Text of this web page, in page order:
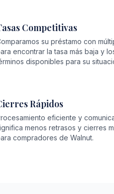
Competitivas
su préstamo con
encontrar la tasa más baja y
disponibles para su
Rápidos
eficiente y
menos retrasos y cierres
compradores de Walnut.